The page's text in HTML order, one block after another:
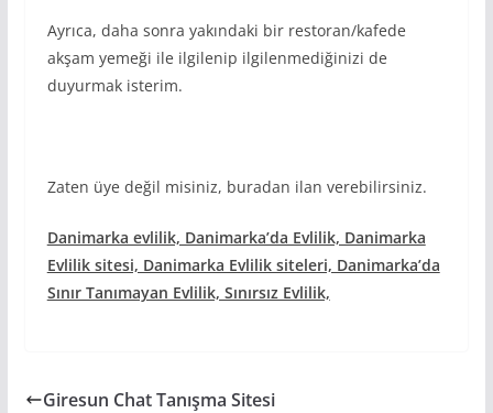
Ayrıca, daha sonra yakındaki bir restoran/kafede
akşam yemeği ile ilgilenip ilgilenmediğinizi de
duyurmak isterim.
Zaten üye değil misiniz, buradan ilan verebilirsiniz.
Danimarka evlilik, Danimarka’da Evlilik, Danimarka
Evlilik sitesi, Danimarka Evlilik siteleri, Danimarka’da
Sınır Tanımayan Evlilik, Sınırsız Evlilik,
Giresun Chat Tanışma Sitesi